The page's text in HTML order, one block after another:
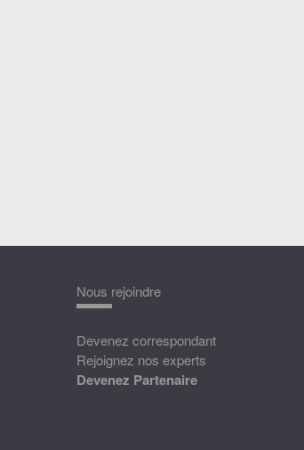
Nous rejoindre
Devenez correspondant
Rejoignez nos experts
Devenez Partenaire